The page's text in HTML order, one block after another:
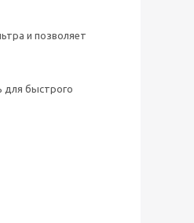
и позволяет
для быстрого